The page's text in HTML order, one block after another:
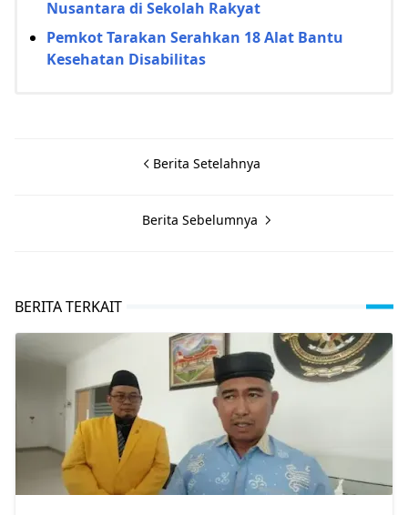
Nusantara di Sekolah Rakyat
Pemkot Tarakan Serahkan 18 Alat Bantu
Kesehatan Disabilitas
Berita Setelahnya
Berita Sebelumnya
BERITA TERKAIT